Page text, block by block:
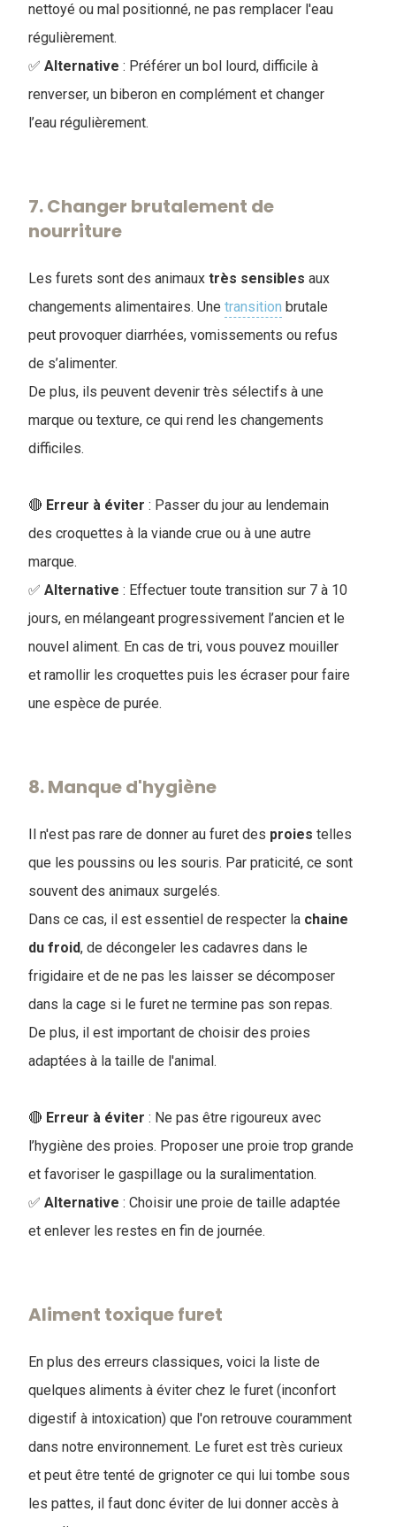
nettoyé ou mal positionné, ne pas remplacer l'eau
régulièrement.
✅ Alternative : Préférer un bol lourd, difficile à
renverser, un biberon en complément et changer
l’eau régulièrement.
7. Changer brutalement de
nourriture
Les furets sont des animaux très sensibles aux
changements alimentaires. Une transition brutale
peut provoquer diarrhées, vomissements ou refus
de s’alimenter.
De plus, ils peuvent devenir très sélectifs à une
marque ou texture, ce qui rend les changements
difficiles.
🔴 Erreur à éviter : Passer du jour au lendemain
des croquettes à la viande crue ou à une autre
marque.
✅ Alternative : Effectuer toute transition sur 7 à 10
jours, en mélangeant progressivement l’ancien et le
nouvel aliment. En cas de tri, vous pouvez mouiller
et ramollir les croquettes puis les écraser pour faire
une espèce de purée.
8. Manque d'hygiène
Il n'est pas rare de donner au furet des proies telles
que les poussins ou les souris. Par praticité, ce sont
souvent des animaux surgelés.
Dans ce cas, il est essentiel de respecter la chaine
du froid, de décongeler les cadavres dans le
frigidaire et de ne pas les laisser se décomposer
dans la cage si le furet ne termine pas son repas.
De plus, il est important de choisir des proies
adaptées à la taille de l'animal.
🔴 Erreur à éviter : Ne pas être rigoureux avec
l’hygiène des proies. Proposer une proie trop grande
et favoriser le gaspillage ou la suralimentation.
✅ Alternative : Choisir une proie de taille adaptée
et enlever les restes en fin de journée.
Aliment toxique furet
En plus des erreurs classiques, voici la liste de
quelques aliments à éviter chez le furet (inconfort
digestif à intoxication) que l'on retrouve couramment
dans notre environnement. Le furet est très curieux
et peut être tenté de grignoter ce qui lui tombe sous
les pattes, il faut donc éviter de lui donner accès à